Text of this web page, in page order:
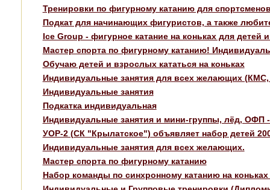
Тренировки по фигурному катанию для
Подкат для начинающих фигуристов, а также
Ice Group - фигурное катание на коньках для детей
Мастер спорта по фигурному катанию!
Обучаю детей и взрослых кататься на коньках
Индивидуальные занятия для всех желающих (КМС,
Индивидуальные занятия
Подкатка индивидуальная
Индивидуальные занятия и мини-группы, лёд, ОФП
УОР-2 (СК "Крылатское") объявляет набор детей
Индивидуальные занятия для всех желающих.
Мастер спорта по фигурному катанию
Набор команды по синхронному катанию на